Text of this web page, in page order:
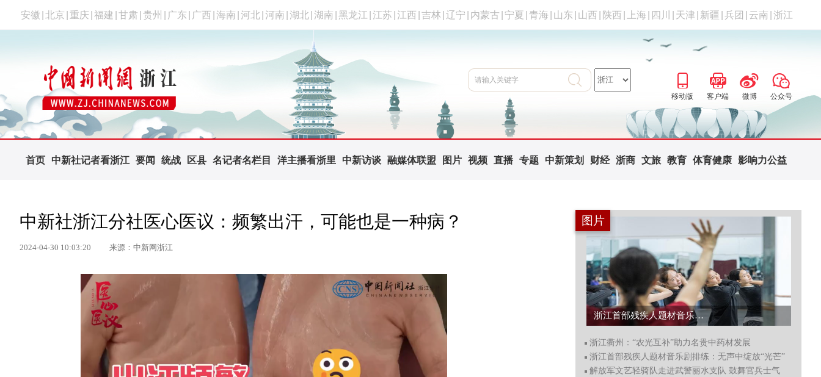
安徽 北京 重庆 福建 甘肃 贵州 广东 广西 海南 河北 河南 湖北 湖南 黑龙江 江苏 江西 吉林 辽宁 内蒙古 宁夏 青海 山东 山西 陕西 上海 四川 天津 新疆 兵团 云南 浙江
移动版 客户端 微博 公众号
首页 中新社记者看浙江 要闻 统战 区县 名记者名栏目 洋主播看浙里 中新访谈 融媒体联盟 图片 视频 直播 专题 中新策划 财经 浙商 文旅 教育 体育健康 影响力公益
中新社浙江分社医心医议：频繁出汗，可能也是一种病？
2024-04-30 10:03:20 来源：中新网浙江
图片
浙江衢州：“农光互补”助力名贵中药材发展...
浙江衢州：“农光互补”助力名贵中药材发展
浙江首部残疾人题材音乐剧排练：无声中绽放“光芒”
解放军文艺轻骑队走进武警丽水支队 鼓舞官兵士气